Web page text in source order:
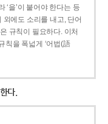
‘을’이 붙어야 한다는 등
외에도 소리를 내고, 단어
규칙이 필요하다. 이처
칙을 폭넓게 ‘어법(語
다.